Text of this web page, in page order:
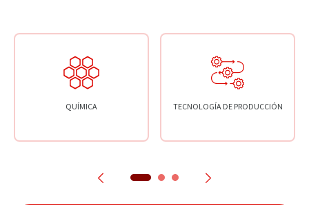
QUÍMICA TECNOLOGÍA DE PRODUCCIÓN